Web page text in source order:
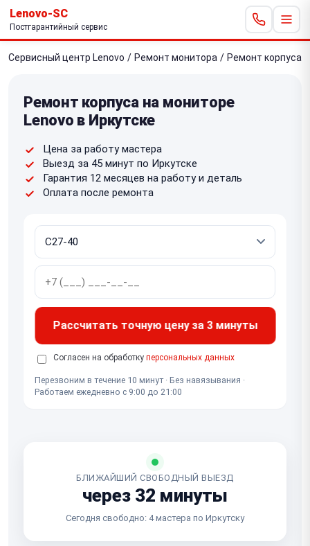
Lenovo-SC
Постгарантийный сервис
Сервисный центр Lenovo / Ремонт монитора / Ремонт корпуса
Ремонт корпуса на мониторе
Lenovo в Иркутске
Цена за работу мастера
Выезд за 45 минут по Иркутске
Гарантия 12 месяцев на работу и деталь
Оплата после ремонта
Рассчитать точную цену за 3 минуты
Согласен на обработку персональных данных
Перезвоним в течение 10 минут · Без навязывания ·
Работаем ежедневно с 9:00 до 21:00
БЛИЖАЙШИЙ СВОБОДНЫЙ ВЫЕЗД
через 32 минуты
Сегодня свободно: 4 мастера по Иркутску